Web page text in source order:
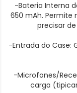
-Bateria Interna
650 mAh. Permite
precisar
-Entrada do Case:
-Microfones/
carga